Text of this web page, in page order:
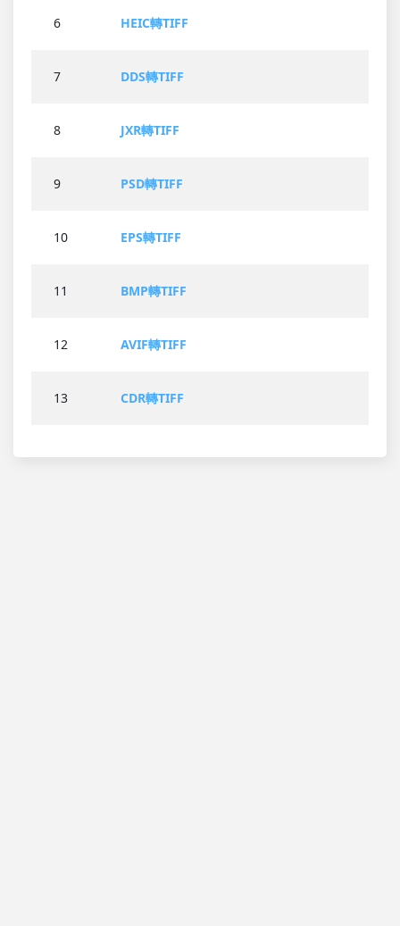
6 HEIC轉TIFF
7 DDS轉TIFF
8 JXR轉TIFF
9 PSD轉TIFF
10 EPS轉TIFF
11 BMP轉TIFF
12 AVIF轉TIFF
13 CDR轉TIFF